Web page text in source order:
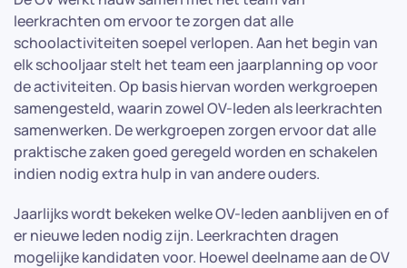
leerkrachten om ervoor te zorgen dat alle
schoolactiviteiten soepel verlopen. Aan het begin van
elk schooljaar stelt het team een jaarplanning op voor
de activiteiten. Op basis hiervan worden werkgroepen
samengesteld, waarin zowel OV-leden als leerkrachten
samenwerken. De werkgroepen zorgen ervoor dat alle
praktische zaken goed geregeld worden en schakelen
indien nodig extra hulp in van andere ouders.
Jaarlijks wordt bekeken welke OV-leden aanblijven en of
er nieuwe leden nodig zijn. Leerkrachten dragen
mogelijke kandidaten voor. Hoewel deelname aan de OV